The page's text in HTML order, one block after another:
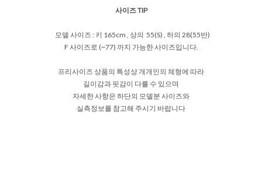
사이즈 TIP
모델 사이즈 : 키 165cm , 상의 55(S) , 하의 28(55반)
F 사이즈로 (~77) 까지 가능한 사이즈입니다.
프리사이즈 상품의 특성상 개개인의 체형에 따라
길이감과 핏감이 다를 수 있으며
자세한 사항은 하단의 모델분 사이즈와
실측정보를 참고해 주시기 바랍니다